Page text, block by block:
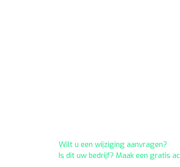
Wilt u een wijziging aanvragen?
Is dit uw bedrijf? Maak een gratis